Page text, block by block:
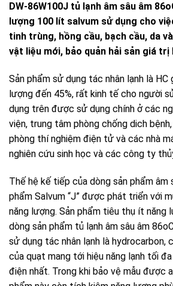
DW-86W100J tủ lạnh âm sâu âm
lượng 100 lít salvum sử dụng cho
tinh trùng, hồng cầu, bạch cầu, da
vật liệu mới, bảo quản hải sản giá trị
Sản phẩm sử dụng tác nhân lạnh là
lượng đến 45%, rất kinh tế cho người
dụng trên được sử dụng chính ở các
viện, trung tâm phòng chống dich
phòng thí nghiệm điện tử và các nhà
nghiên cứu sinh học và các công ty
Thế hệ kế tiếp của dòng sản phẩm âm
phẩm Salvum “J” được phát triển với
năng lượng. Sản phẩm tiêu thụ ít năng
dòng sản phẩm tủ lạnh âm sâu âm
sử dụng tác nhân lạnh là hydrocarbon,
của quạt mang tới hiệu năng lạnh tối
điện nhất. Trong khi bảo vệ mẫu được